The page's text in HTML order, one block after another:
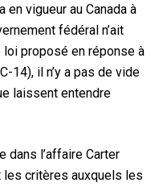
en vigueur au Canada à
fédéral n’ait
proposé en réponse à
14), il n’y a pas de vide
laissent entendre
dans l’affaire Carter
critères auxquels les